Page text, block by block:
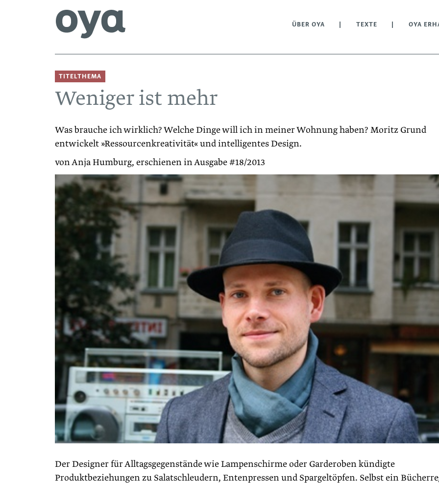
ÜBER OYA TEXTE OYA
TITELTHEMA
Weniger ist mehr
Was brauche ich wirklich? Welche Dinge will ich in meiner Wohnung haben? Moritz Grund
entwickelt ­»Ressourcenkreativität« und ­intelligentes Design.
von Anja Humburg, erschienen in Ausgabe #18/2013
Der Designer für Alltagsgegenstände wie Lampenschirme oder Garderoben kündigte
Produktbeziehungen zu Salatschleudern, Entenpressen und Spargeltöpfen. Selbst ein